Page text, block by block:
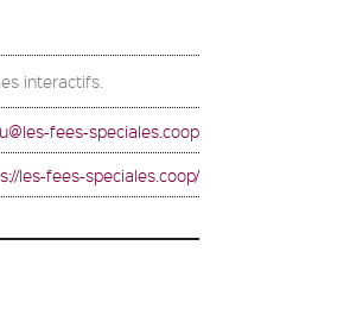
interactifs.
fees-speciales.coop
les-fees-speciales.coop/